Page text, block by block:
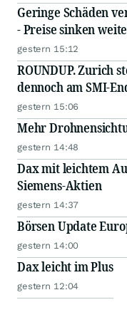
Geringe Schäden
- Preise sinken
gestern 15:12
ROUNDUP. Zurich
dennoch am SMI-
gestern 15:06
Mehr
gestern 14:48
Dax mit leichtem
Siemens-Aktien
gestern 14:37
Börsen Update
gestern 14:00
Dax leicht im Plus
gestern 12:04